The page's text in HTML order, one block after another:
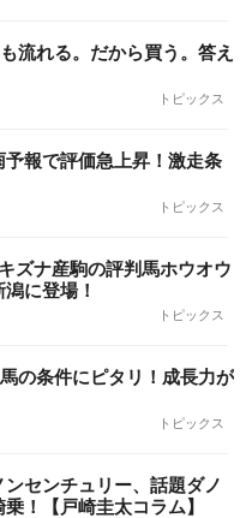
流れる。だから買う。答え
トピックス
予報で評価急上昇！激走条
トピックス
ズナ産駒の評判馬ホウオウ
に登場！
トピックス
馬の条件にピタリ！成長力が
トピックス
ンセンチュリー、話題ダノ
！【戸崎圭太コラム】